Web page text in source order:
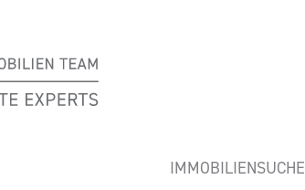
IMMOBILIENSUCHE